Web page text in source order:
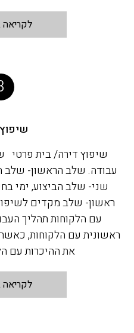
שיפוץ דירה/ בית פרטי
עבודה. שלב הראשון- שלב
שני- שלב הביצוע, ימי
עם הלקוחות תהליך
ראשונית עם הלקוחות,
את ההיכרות עם